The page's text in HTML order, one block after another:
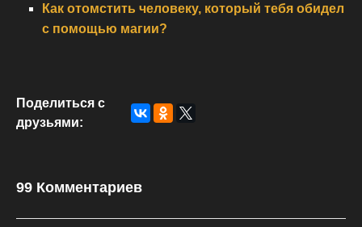
Как отомстить человеку, который тебя обидел
с помощью магии?
Поделиться с
друзьями:
99 Комментариев